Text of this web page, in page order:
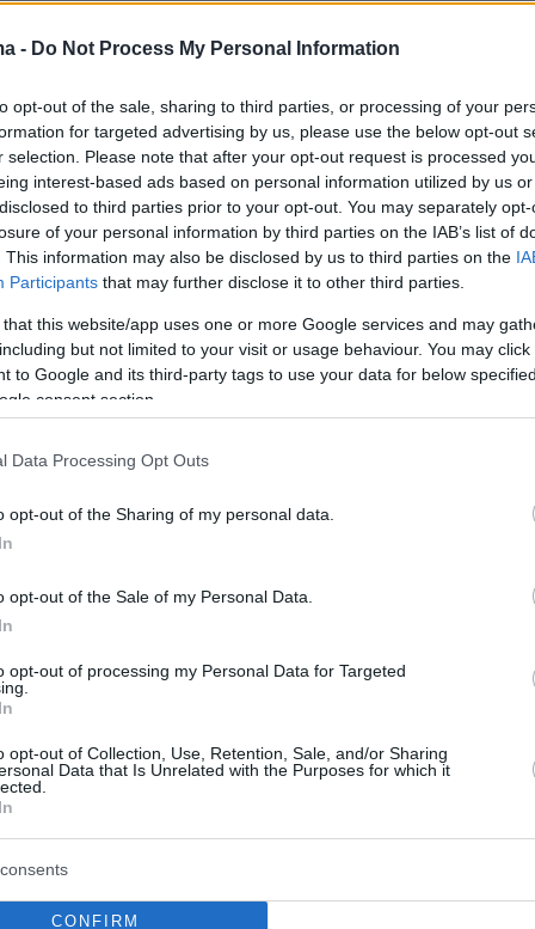
- Do Not Process My Personal Information
opt-out of the sale, sharing to third parties, or processing of your
for targeted advertising by us, please use the below opt-out
selection. Please note that after your opt-out request is processed
interest-based ads based on personal information utilized by us
to third parties prior to your opt-out. You may separately
of your personal information by third parties on the IAB’s list of
This information may also be disclosed by us to third parties on the
Participants that may further disclose it to other third parties.
that this website/app uses one or more Google services and may
but not limited to your visit or usage behaviour. You may
to Google and its third-party tags to use your data for below
consent section.
Data Processing Opt Outs
opt-out of the Sharing of my personal data.
opt-out of the Sale of my Personal Data.
opt-out of processing my Personal Data for Targeted
opt-out of Collection, Use, Retention, Sale, and/or Sharing
Data that Is Unrelated with the Purposes for which it
CONFIRM
με τη σύντροφό του ο
Τσακαλώτος - Εκεί ήταν και
Παππάς
των δύο υποψηφίων για την ηγεσία του ΣΥΡΙΖΑ
Live σε όλο τον κόσμο οι
η αντιπολεμική τραγωδία
η τραγωδία αναφέρεται στην ήττα των Περσών
Σαλαμίνας - Sold out η σημερινή παράσταση που
μέσω διαδικτύου στο εξωτερικό